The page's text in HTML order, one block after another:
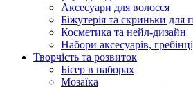
Аксесуари для волосся
Біжутерія та скриньки для
Косметика та нейл-дизайн
Набори аксесуарів,
Творчість та розвиток
Бісер в наборах
Мозаїка